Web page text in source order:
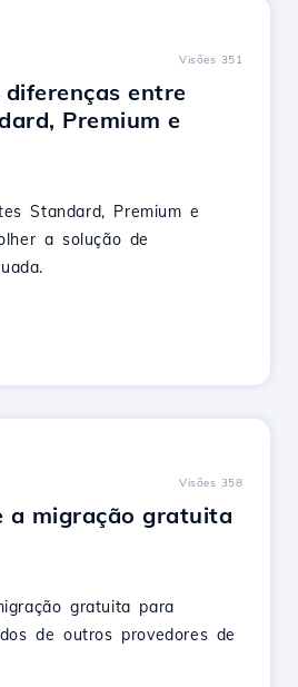
Visões 351
entre
Premium e
Standard, Premium e
a solução de
Visões 358
a migração gratuita
gratuita para
de outros provedores de